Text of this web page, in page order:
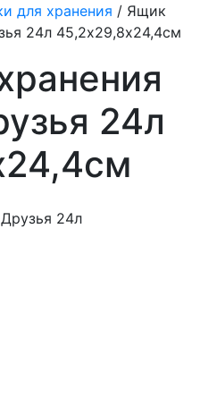
для хранения / Ящик
24л 45,2х29,8х24,4см
24л
24л